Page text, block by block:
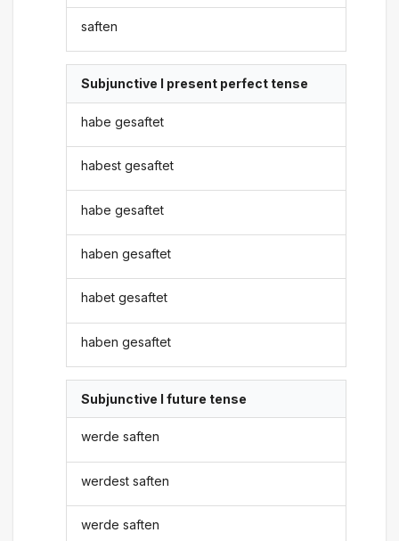
saften
Subjunctive I present perfect tense
habe gesaftet
habest gesaftet
habe gesaftet
haben gesaftet
habet gesaftet
haben gesaftet
Subjunctive I future tense
werde saften
werdest saften
werde saften